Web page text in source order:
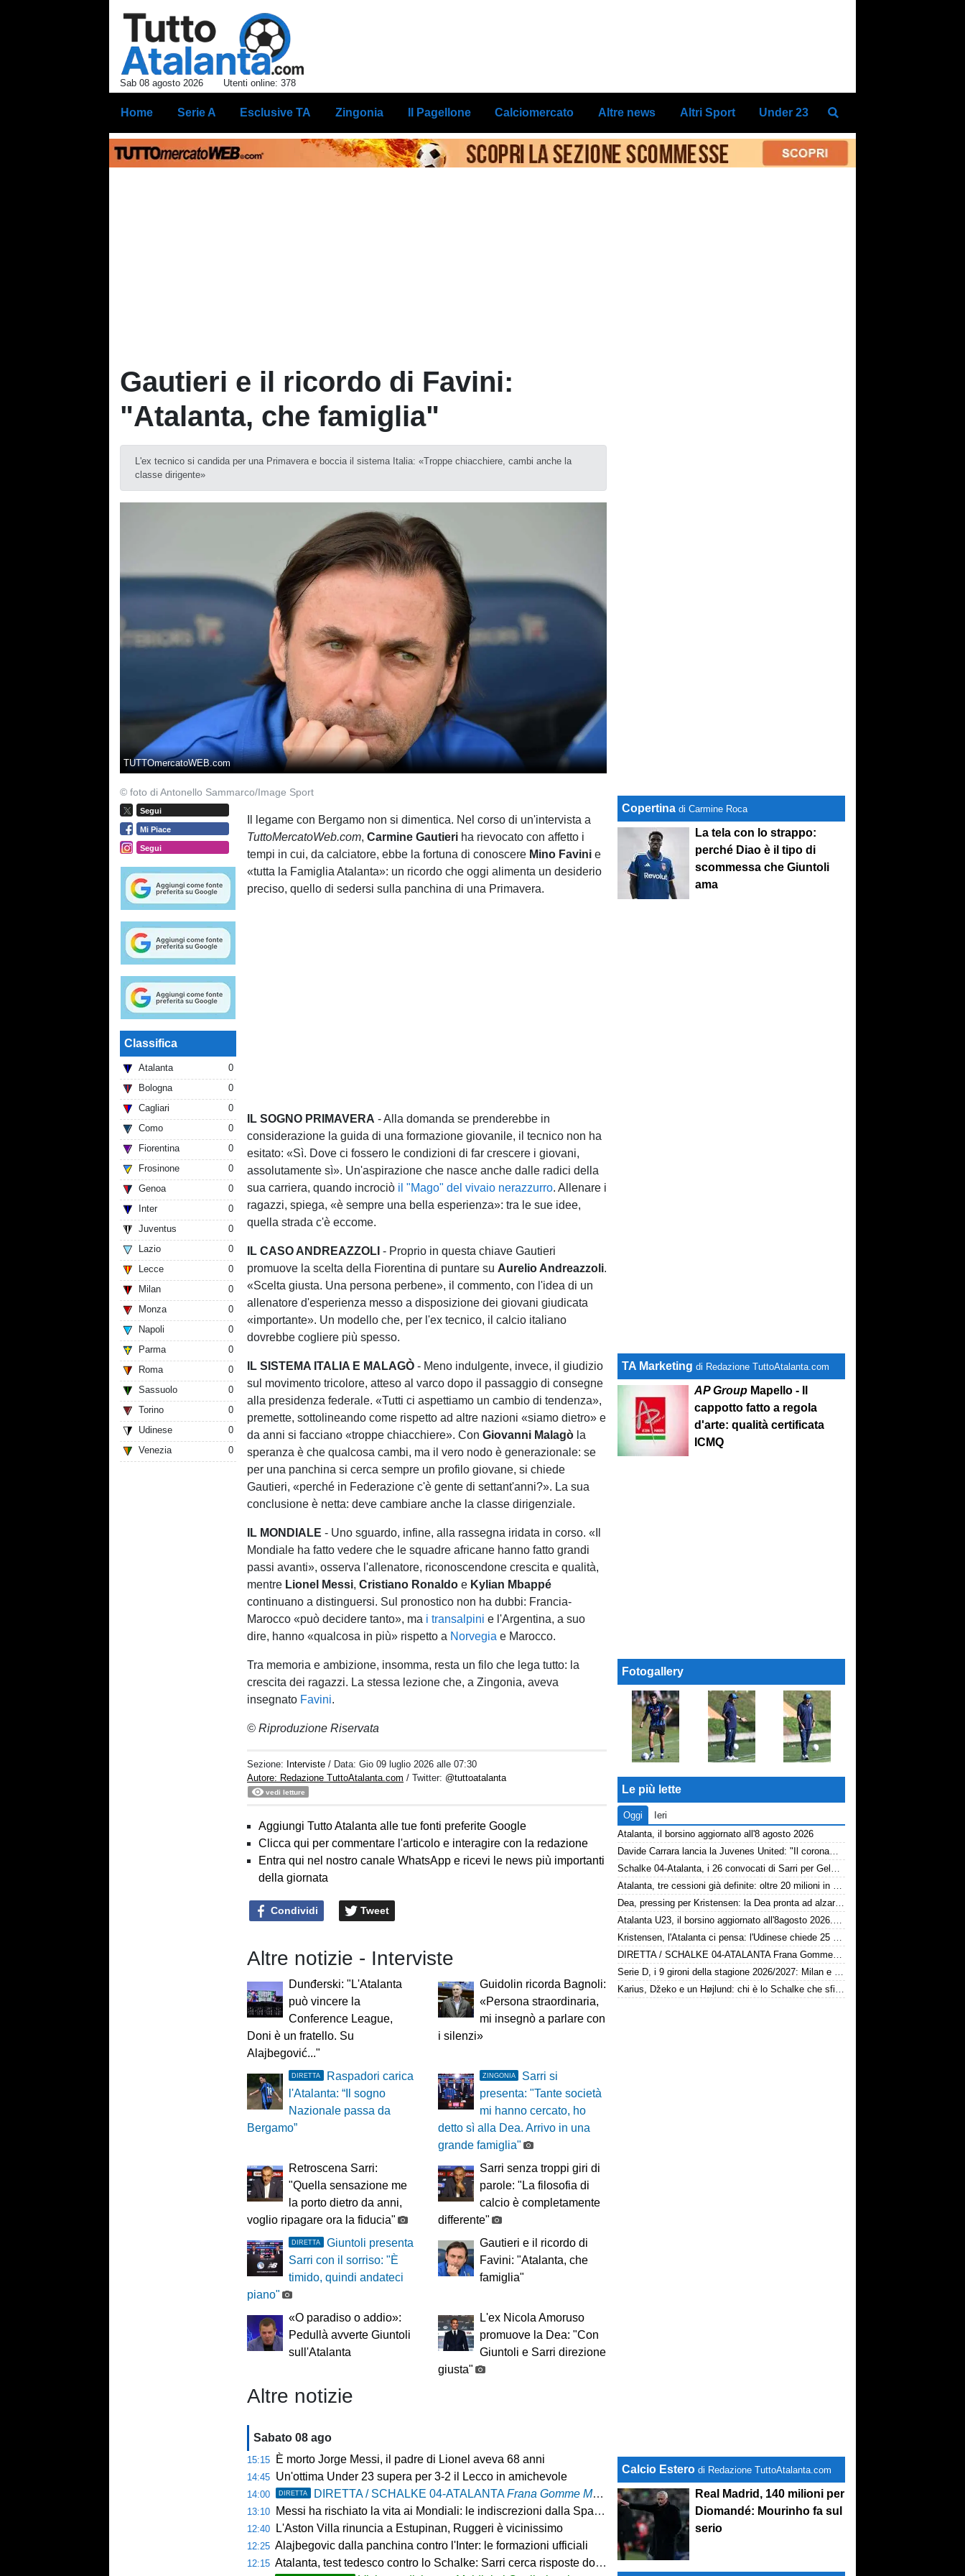
Sab 08 agosto 2026 Utenti online: 378
Home Serie A Esclusive TA Zingonia Il Pagellone Calciomercato Altre news Altri Sport Under 23
Gautieri e il ricordo di Favini:
"Atalanta, che famiglia"
L'ex tecnico si candida per una Primavera e boccia il sistema Italia: «Troppe chiacchiere, cambi anche la
classe dirigente»
TUTTOmercatoWEB.com
© foto di Antonello Sammarco/Image Sport
Segui
Mi Piace
Segui
Classifica
Atalanta
0
Bologna
0
Cagliari
0
Como
0
Fiorentina
0
Frosinone
0
Genoa
0
Inter
0
Juventus
0
Lazio
0
Lecce
0
Milan
0
Monza
0
Napoli
0
Parma
0
Roma
0
Sassuolo
0
Torino
0
Udinese
0
Venezia
0
Il legame con Bergamo non si dimentica. Nel corso di un'intervista a
TuttoMercatoWeb.com,Carmine Gautieri ha rievocato con affetto i
tempi in cui, da calciatore, ebbe la fortuna di conoscere Mino Favini e
«tutta la Famiglia Atalanta»: un ricordo che oggi alimenta un desiderio
preciso, quello di sedersi sulla panchina di una Primavera.
IL SOGNO PRIMAVERA - Alla domanda se prenderebbe in
considerazione la guida di una formazione giovanile, il tecnico non ha
esitato: «Sì. Dove ci fossero le condizioni di far crescere i giovani,
assolutamente sì». Un'aspirazione che nasce anche dalle radici della
sua carriera, quando incrociò il "Mago" del vivaio nerazzurro. Allenare i
ragazzi, spiega, «è sempre una bella esperienza»: tra le sue idee,
quella strada c'è eccome.
IL CASO ANDREAZZOLI - Proprio in questa chiave Gautieri
promuove la scelta della Fiorentina di puntare su Aurelio Andreazzoli.
«Scelta giusta. Una persona perbene», il commento, con l'idea di un
allenatore d'esperienza messo a disposizione dei giovani giudicata
«importante». Un modello che, per l'ex tecnico, il calcio italiano
dovrebbe cogliere più spesso.
IL SISTEMA ITALIA E MALAGÒ - Meno indulgente, invece, il giudizio
sul movimento tricolore, atteso al varco dopo il passaggio di consegne
alla presidenza federale. «Tutti ci aspettiamo un cambio di tendenza»,
premette, sottolineando come rispetto ad altre nazioni «siamo dietro» e
da anni si facciano «troppe chiacchiere». ConGiovanni Malagò la
speranza è che qualcosa cambi, ma il vero nodo è generazionale: se
per una panchina si cerca sempre un profilo giovane, si chiede
Gautieri, «perché in Federazione c'è gente di settant'anni?». La sua
conclusione è netta: deve cambiare anche la classe dirigenziale.
IL MONDIALE - Uno sguardo, infine, alla rassegna iridata in corso. «Il
Mondiale ha fatto vedere che le squadre africane hanno fatto grandi
passi avanti», osserva l'allenatore, riconoscendone crescita e qualità,
mentre Lionel Messi,Cristiano Ronaldo e Kylian Mbappé
continuano a distinguersi. Sul pronostico non ha dubbi: Francia-
Marocco «può decidere tanto», ma i transalpini e l'Argentina, a suo
dire, hanno «qualcosa in più» rispetto a Norvegia e Marocco.
Tra memoria e ambizione, insomma, resta un filo che lega tutto: la
crescita dei ragazzi. La stessa lezione che, a Zingonia, aveva
insegnato Favini.
© Riproduzione Riservata
Sezione: Interviste / Data:Gio 09 luglio 2026 alle 07:30
Autore: Redazione TuttoAtalanta.com / Twitter: @tuttoatalanta
vedi letture
Aggiungi Tutto Atalanta alle tue fonti preferite Google
Clicca qui per commentare l'articolo e interagire con la redazione
Entra qui nel nostro canale WhatsApp e ricevi le news più importanti
della giornata
Condividi Tweet
Altre notizie - Interviste
Dunđerski: "L'Atalanta
può vincere la
Conference League,
Doni è un fratello. Su
Alajbegović..."
Guidolin ricorda Bagnoli:
«Persona straordinaria,
mi insegnò a parlare con
i silenzi»
DIRETTA
Raspadori carica
l'Atalanta: “Il sogno
Nazionale passa da
Bergamo”
ZINGONIA
Sarri si
presenta: "Tante società
mi hanno cercato, ho
detto sì alla Dea. Arrivo in una
grande famiglia"
Retroscena Sarri:
"Quella sensazione me
la porto dietro da anni,
voglio ripagare ora la fiducia"
Sarri senza troppi giri di
parole: "La filosofia di
calcio è completamente
differente"
DIRETTA
Giuntoli presenta
Sarri con il sorriso: "È
timido, quindi andateci
piano"
Gautieri e il ricordo di
Favini: "Atalanta, che
famiglia"
«O paradiso o addio»:
Pedullà avverte Giuntoli
sull'Atalanta
L'ex Nicola Amoruso
promuove la Dea: "Con
Giuntoli e Sarri direzione
giusta"
Altre notizie
Sabato 08 ago
15:15 È morto Jorge Messi, il padre di Lionel aveva 68 anni
14:45 Un'ottima Under 23 supera per 3-2 il Lecco in amichevole
14:00 DIRETTA DIRETTA / SCHALKE 04-ATALANTAFrana Gomme Madone , calcio d'inizio ore 17
13:10 Messi ha rischiato la vita ai Mondiali: le indiscrezioni dalla Spagna
12:40 L'Aston Villa rinuncia a Estupinan, Ruggeri è vicinissimo
12:25 Alajbegovic dalla panchina contro l'Inter: le formazioni ufficiali
12:15 Atalanta, test tedesco contro lo Schalke: Sarri cerca risposte dopo il ko con il Feyenoord
Copertina di Carmine Roca
La tela con lo strappo:
perché Diao è il tipo di
scommessa che Giuntoli
ama
TA Marketing di Redazione TuttoAtalanta.com
AP Group Mapello - Il
cappotto fatto a regola
d'arte: qualità certificata
ICMQ
Fotogallery
Le più lette
Oggi
Ieri
Atalanta, il borsino aggiornato all'8 agosto 2026
Davide Carrara lancia la Juvenes United: "Il coronamento di un progetto, nove ragazzi del 2007 in prima squadra"
Schalke 04-Atalanta, i 26 convocati di Sarri per Gelsenkirchen
Atalanta, tre cessioni già definite: oltre 20 milioni in arrivo. Ora il focus è su Diao
Dea, pressing per Kristensen: la Dea pronta ad alzare l'offerta all'Udinese
Atalanta U23, il borsino aggiornato all'8agosto 2026. Cantiere aperto per Beati
Kristensen, l'Atalanta ci pensa: l'Udinese chiede 25 milioni
DIRETTA / SCHALKE 04-ATALANTA Frana Gomme Madone, calcio d'inizio ore 17
Serie D, i 9 gironi della stagione 2026/2027: Milan e Chievo nel B, le bergamasche...
Karius, Džeko e un Højlund: chi è lo Schalke che sfida la Dea
Calcio Estero di Redazione TuttoAtalanta.com
Real Madrid, 140 milioni per
Diomandé: Mourinho fa sul
serio